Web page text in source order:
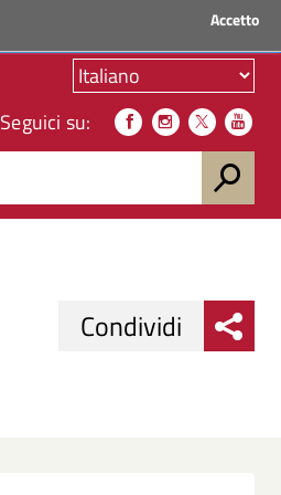
Accetto
Seguici su:
Condividi